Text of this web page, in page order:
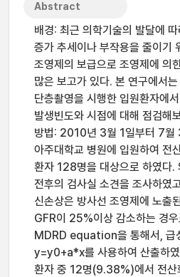
Abstract
배경: 최근 의학기술의 발달에
증가 추세이나 부작용을 줄이기
조영제의 보급으로 조영제에 의
많은 보고가 있다. 본 연구에서
단층촬영을 시행한 입원환자에
발생빈도와 시점에 대해 점검해
방법: 2010년 3월 1일부터 7월
아주대학교 병원에 입원하여 전
환자 128명을 대상으로 하였다.
전후의 검사실 소견을 조사하였
신손상은 방사선 조영제에 노출
GFR이 25%이상 감소하는 경
MDRD equation을 통해서, 급
y=y0+a*x를 사용하여 산출하
환자 중 12명(9.38%)에서 전산